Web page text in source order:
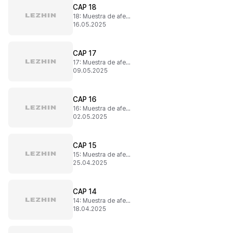
CAP 18
18: Muestra de afecto (6)
16.05.2025
CAP 17
17: Muestra de afecto (5)
09.05.2025
CAP 16
16: Muestra de afecto (4)
02.05.2025
CAP 15
15: Muestra de afecto (3)
25.04.2025
CAP 14
14: Muestra de afecto (2)
18.04.2025